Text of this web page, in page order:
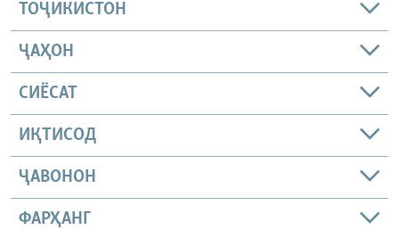
ТОҶИКИСТОН
ҶАҲОН
СИЁСАТ
ИҚТИСОД
ҶАВОНОН
ФАРҲАНГ